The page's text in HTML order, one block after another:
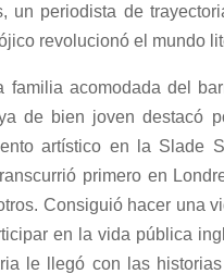
periodista de
revolucionó el mundo
acomodada del
de bien joven destacó
artístico en la Slade
primero en
Consiguió hacer una
en la vida pública
le llegó con las